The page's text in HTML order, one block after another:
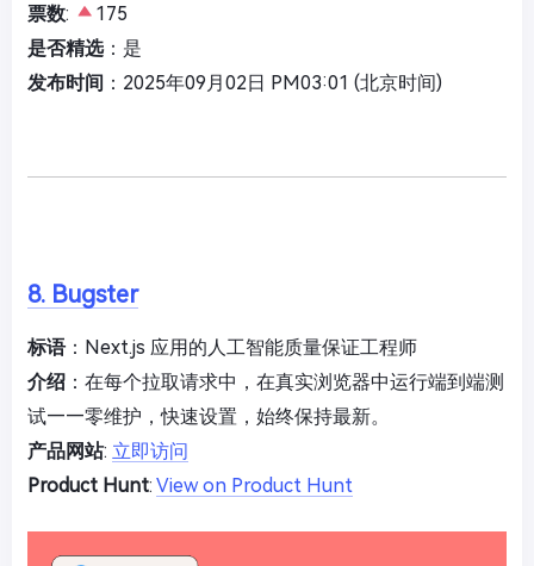
票数:
175
是否精选：是
发布时间 ：2025年09月02日 PM03:01 (北京时间)
8. Bugster
标语：Next.js 应用的人工智能质量保证工程师
介绍 ：在每个拉取请求中，在真实浏览器中运行端到端测
试——零维护，快速设置，始终保持最新。
产品网站: 立即访问
Product Hunt: View on Product Hunt